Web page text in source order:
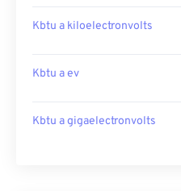
Kbtu a kiloelectronvolts
Kbtu a ev
Kbtu a gigaelectronvolts